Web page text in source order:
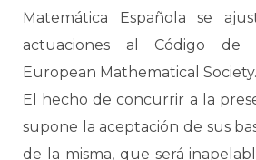
Matemática Española se
actuaciones al Código de
European Mathematical Society.
El hecho de concurrir a la
supone la aceptación de sus
de la misma, que será